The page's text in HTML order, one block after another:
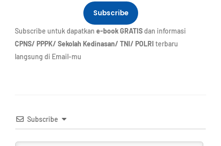
Subscribe
Subscribe untuk dapatkan e-book GRATISdan informasi
CPNS/ PPPK/ Sekolah Kedinasan/ TNI/ POLRI terbaru
langsung di Email-mu
Subscribe